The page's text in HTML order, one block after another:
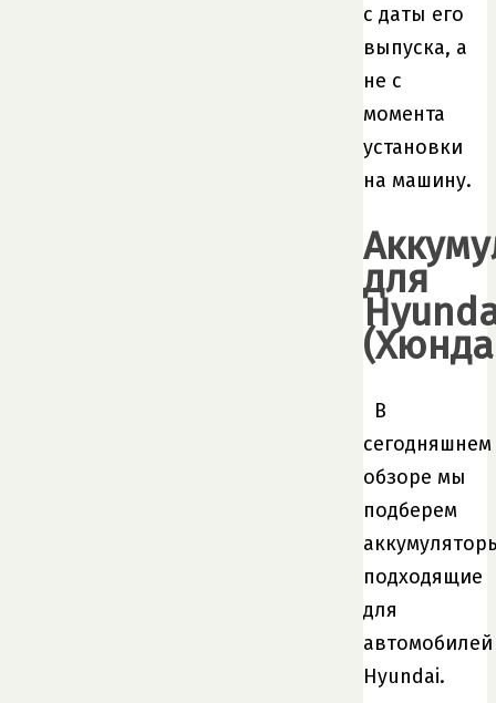
с даты его
выпуска, а
не с
момента
установки
на машину.
для
В
сегодняшнем
обзоре мы
подберем
подходящие
для
автомобилей
Hyundai.